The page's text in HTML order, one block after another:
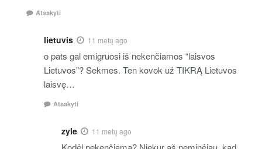
Atsakyti
lietuvis 11 metų ago
o pats gal emigruosi iš nekenčiamos “laisvos
Lietuvos”? Sekmes. Ten kovok už TIKRĄ Lietuvos
laisvę…
Atsakyti
zyle 11 metų ago